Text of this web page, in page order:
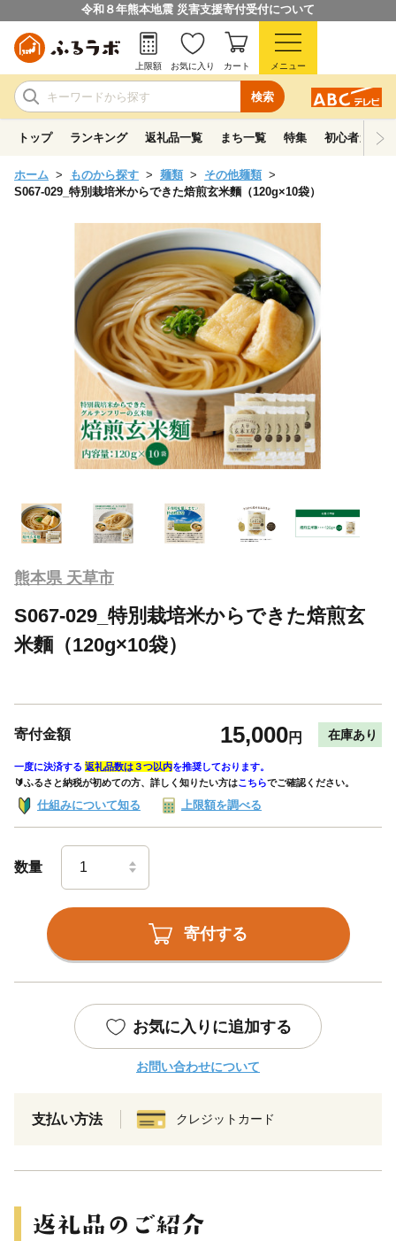
令和８年熊本地震 災害支援寄付受付について
検索
上限額 お気に入り カート メニュー
トップ ランキング 返礼品一覧 まち一覧 特集 初心者ガイド
ホーム ものから探す 麺類
その他麺類
S067-029_特別栽培米からできた焙煎玄米麵（120g×10袋）
熊本県 天草市
S067-029_特別栽培米からできた焙煎玄
米麵（120g×10袋）
寄付金額 15,000円 在庫あり
一度に決済する 返礼品数は３つ以内を推奨しております。
🔰ふるさと納税が初めての方、詳しく知りたい方はこちらでご確認ください。
仕組みについて知る 上限額を調べる
数量
寄付する
お気に入りに追加する
お問い合わせについて
支払い方法 クレジットカード